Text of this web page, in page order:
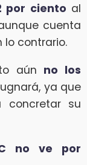
por ciento al
cuenta
contrario.
aún no los
ya que
concretar su
no ve por